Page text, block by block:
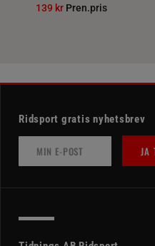
139 kr Pren.pris
Ridsport gratis nyhetsbrev
JA